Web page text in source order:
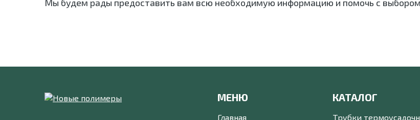
Мы будем рады предоставить вам всю необходимую информацию и помочь с
МЕНЮ
Главная
КАТАЛОГ
Трубки